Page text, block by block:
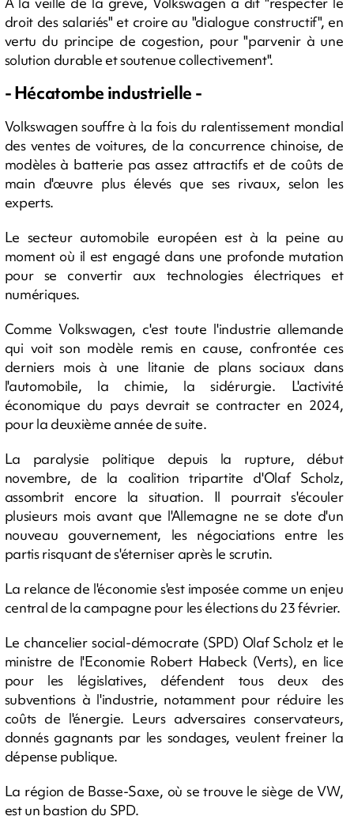
droit des salariés" et croire au "dialogue constructif", en
vertu du principe de cogestion, pour "parvenir à une
solution durable et soutenue collectivement".
- Hécatombe industrielle -
Volkswagen souffre à la fois du ralentissement mondial
des ventes de voitures, de la concurrence chinoise, de
modèles à batterie pas assez attractifs et de coûts de
main d'œuvre plus élevés que ses rivaux, selon les
experts.
Le secteur automobile européen est à la peine au
moment où il est engagé dans une profonde mutation
pour se convertir aux technologies électriques et
numériques.
Comme Volkswagen, c'est toute l'industrie allemande
qui voit son modèle remis en cause, confrontée ces
derniers mois à une litanie de plans sociaux dans
l'automobile, la chimie, la sidérurgie. L'activité
économique du pays devrait se contracter en 2024,
pour la deuxième année de suite.
La paralysie politique depuis la rupture, début
novembre, de la coalition tripartite d'Olaf Scholz,
assombrit encore la situation. Il pourrait s'écouler
plusieurs mois avant que l'Allemagne ne se dote d'un
nouveau gouvernement, les négociations entre les
partis risquant de s'éterniser après le scrutin.
La relance de l'économie s'est imposée comme un enjeu
central de la campagne pour les élections du 23 février.
Le chancelier social-démocrate (SPD) Olaf Scholz et le
ministre de l'Economie Robert Habeck (Verts), en lice
pour les législatives, défendent tous deux des
subventions à l'industrie, notamment pour réduire les
coûts de l'énergie. Leurs adversaires conservateurs,
donnés gagnants par les sondages, veulent freiner la
dépense publique.
La région de Basse-Saxe, où se trouve le siège de VW,
est un bastion du SPD.